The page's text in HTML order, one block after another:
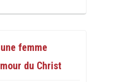
femme
du Christ